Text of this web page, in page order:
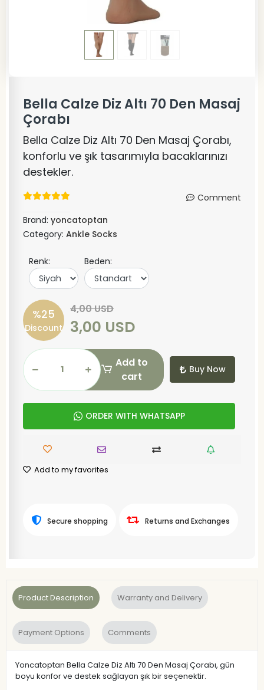
Bella Calze Diz Altı 70 Den Masaj
Çorabı
Bella Calze Diz Altı 70 Den Masaj Çorabı,
konforlu ve şık tasarımıyla bacaklarınızı
destekler.
Comment
Brand: yoncatoptan
Category: Ankle Socks
Renk: Beden:
%25
Discount
4,00 USD
3,00 USD
Add to
cart
Buy Now
ORDER WITH WHATSAPP
Add to my favorites
Secure shopping Returns and Exchanges
Product Description Warranty and Delivery
Payment Options Comments
Yoncatoptan Bella Calze Diz Altı 70 Den Masaj Çorabı, gün
boyu konfor ve destek sağlayan şık bir seçenektir.